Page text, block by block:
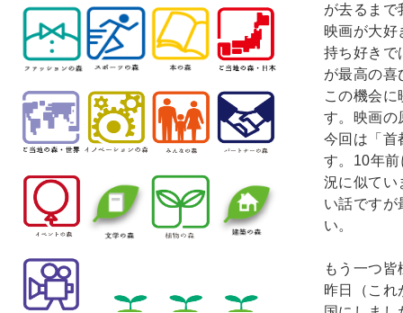
が去るまで
映画が大好
持ち好きで
が最高の喜
この機会
す。映画の
今回は「首
す。10年
況に似てい
い話ですが
い。
もう一つ
昨日（これ